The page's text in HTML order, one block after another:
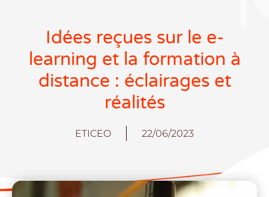
Idées reçues sur le e-
learning et la formation à
distance : éclairages et
réalités
ETICEO 22/06/2023